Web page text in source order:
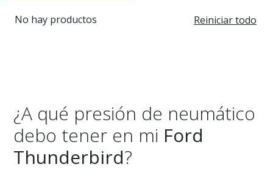
Reiniciar todo
No hay productos
¿A qué presión de neumático
debo tener en mi Ford
Thunderbird?